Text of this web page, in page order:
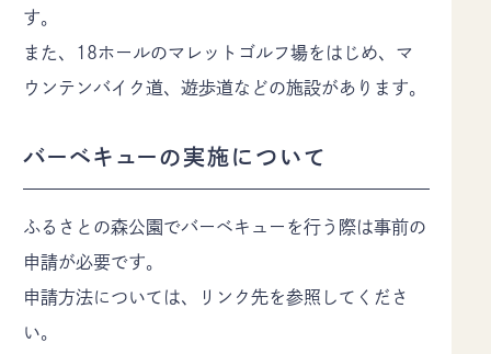
〒385-8501 長野県佐久市中込3056
す。
また、18ホールのマレットゴルフ場をはじめ、マ
ウンテンバイク道、遊歩道などの施設があります。
バーベキューの実施について
ふるさとの森公園でバーベキューを行う際は事前の
申請が必要です。
申請方法については、リンク先を参照してくださ
い。